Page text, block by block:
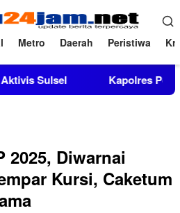
Metro Daerah Peristiwa
Kapolres Polewali Mandar Turut
2025, Diwarnai
Kursi, Caketum